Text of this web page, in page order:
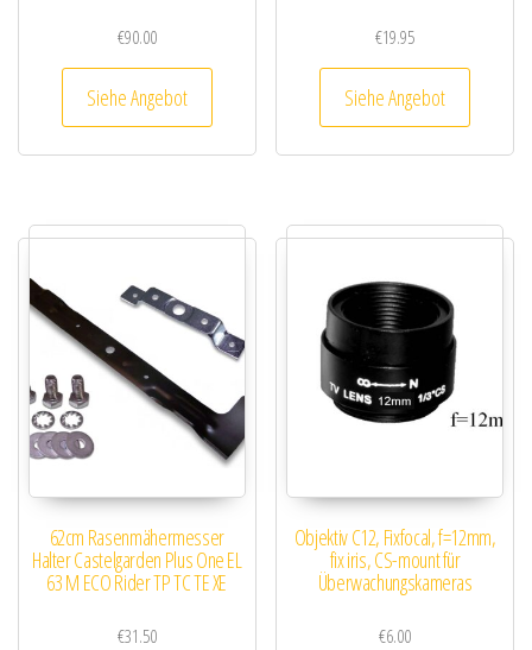
€90.00
Siehe Angebot
€19.95
Siehe Angebot
62cm Rasenmähermesser
Halter Castelgarden Plus One EL
63 M ECO Rider TP TC TE XE
€31.50
Objektiv C12, Fixfocal, f=12mm,
fix iris, CS-mount für
Überwachungskameras
€6.00